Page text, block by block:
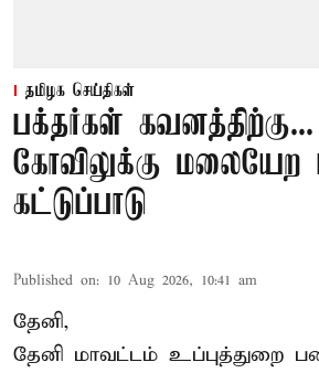
தமிழக செய்திகள்
பக்தர்கள் கவனத்திற்கு...
கோவிலுக்கு மலையேற
கட்டுப்பாடு
Published on: 10 Aug 2026, 10:41 am
தேனி,
தேனி மாவட்டம் உப்புத்துறை